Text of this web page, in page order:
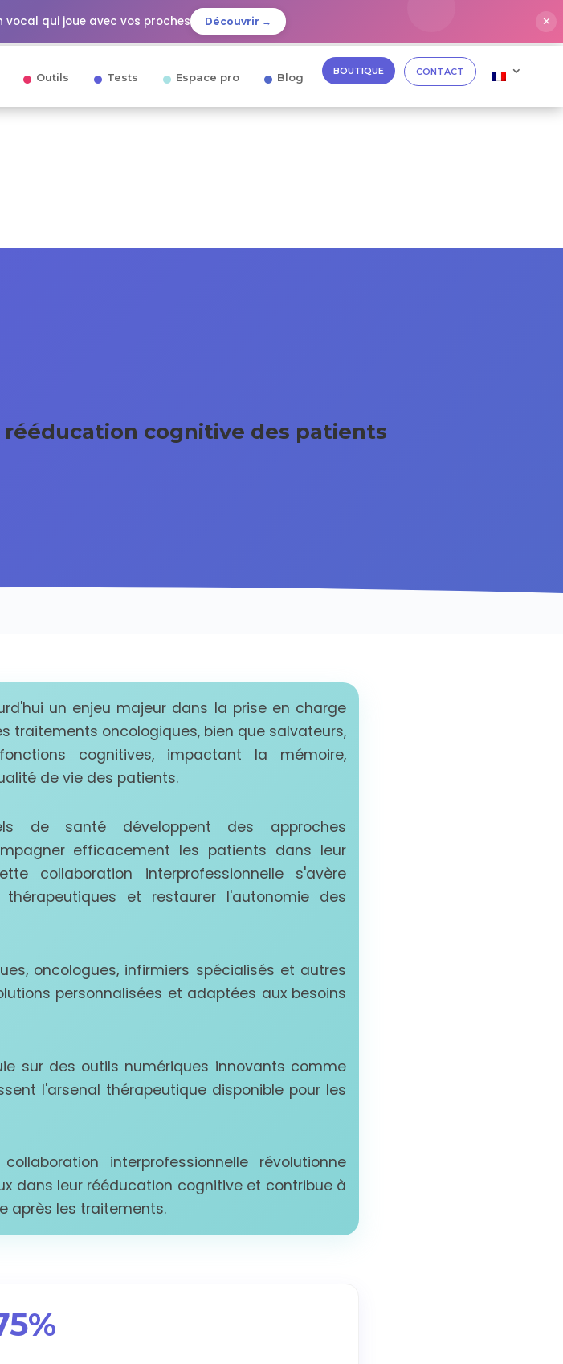
qui joue avec vos proches Découvrir → ✕
Outils Tests Espace pro Blog BOUTIQUE CONTACT
rééducation cognitive des patients
un enjeu majeur dans la prise en charge
traitements oncologiques, bien que salvateurs,
cognitives, impactant la mémoire,
de vie des patients.
de santé développent des approches
efficacement les patients dans leur
collaboration interprofessionnelle s'avère
et restaurer l'autonomie des
oncologues, infirmiers spécialisés et autres
personnalisées et adaptées aux besoins
sur des outils numériques innovants comme
l'arsenal thérapeutique disponible pour les
interprofessionnelle révolutionne
dans leur rééducation cognitive et contribue à
après les traitements.